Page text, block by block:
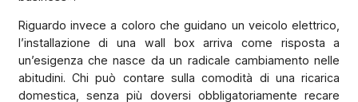
Riguardo invece a coloro che guidano un veicolo elettrico,
l’installazione di una wall box arriva come risposta a
un’esigenza che nasce da un radicale cambiamento nelle
abitudini. Chi può contare sulla comodità di una ricarica
domestica, senza più doversi obbligatoriamente recare